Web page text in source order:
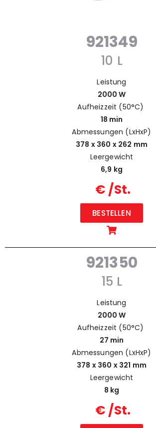
921349
10 L
Leistung
2000 W
Aufheizzeit (50°C)
18 min
Abmessungen (LxHxP)
378 x 360 x 262 mm
Leergewicht
6,9 kg
€ /St.
BESTELLEN
921350
15 L
Leistung
2000 W
Aufheizzeit (50°C)
27 min
Abmessungen (LxHxP)
378 x 360 x 321 mm
Leergewicht
8 kg
€ /St.